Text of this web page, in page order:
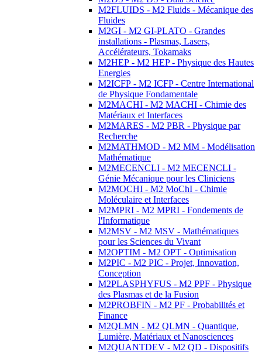
M2FLUIDS - M2 Fluids - Mécanique des
Fluides
M2GI - M2 GI-PLATO - Grandes
installations - Plasmas, Lasers,
Accélérateurs, Tokamaks
M2HEP - M2 HEP - Physique des Hautes
Energies
M2ICFP - M2 ICFP - Centre International
de Physique Fondamentale
M2MACHI - M2 MACHI - Chimie des
Matériaux et Interfaces
M2MARES - M2 PBR - Physique par
Recherche
M2MATHMOD - M2 MM - Modélisation
Mathématique
M2MECENCLI - M2 MECENCLI -
Génie Mécanique pour les Cliniciens
M2MOCHI - M2 MoChI - Chimie
Moléculaire et Interfaces
M2MPRI - M2 MPRI - Fondements de
l'Informatique
M2MSV - M2 MSV - Mathématiques
pour les Sciences du Vivant
M2OPTIM - M2 OPT - Optimisation
M2PIC - M2 PIC - Projet, Innovation,
Conception
M2PLASPHYFUS - M2 PPF - Physique
des Plasmas et de la Fusion
M2PROBFIN - M2 PF - Probabilités et
Finance
M2QLMN - M2 QLMN - Quantique,
Lumière, Matériaux et Nanosciences
M2QUANTDEV - M2 QD - Dispositifs